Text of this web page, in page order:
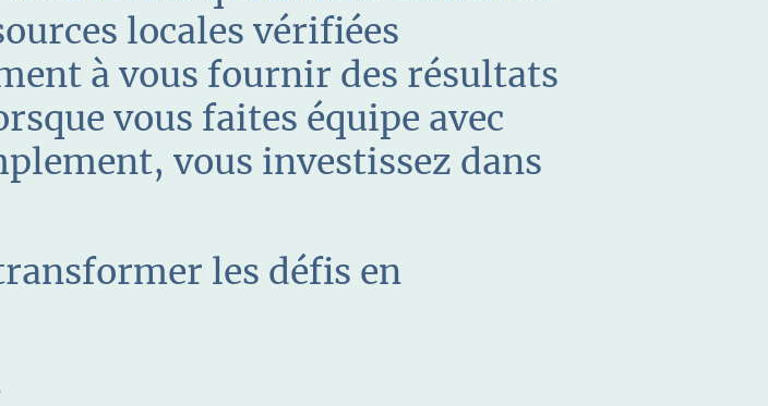
locales vérifiées
à vous fournir des résultats
vous faites équipe avec
vous investissez dans
les défis en